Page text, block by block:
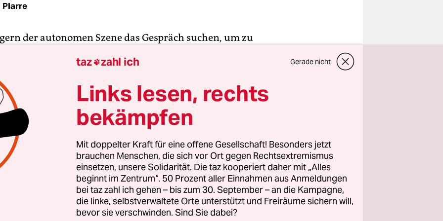
Plarre
der autonomen Szene das Gespräch suchen, um zu
will von solchen Vorschlägen nichts mehr wissen. Dabei
noch am Samstag für Gesprächsversuche ausgesprochen.
nicht die Zeit der Runden Tische“, erklärte Müller am
er mit Innensenator Frank Henkel (CDU) in Sachen Rigaer
Presse trat.
Minuten dauerte der gemeinsame Auftritt, der sich auf
bringen lässt: Henkel setzt sich durch, Müller rudert
hat seit der Teilräumung der Rigaer Straße 94 jegliche
mit der Begründung zurückgewiesen, der Rechtsstaat
Auf der Senatssitzung, die der Pressekonferenz
taz zahl ich Gerade nicht
Links lesen, rechts
bekämpfen
Mit doppelter Kraft für eine offene Gesellschaft! Besonders jetzt
brauchen Menschen, die sich vor Ort gegen Rechtsextremismus
einsetzen, unsere Solidarität. Die taz kooperiert daher mit „Alles
beginnt im Zentrum“. 50 Prozent aller Einnahmen aus Anmeldungen
bei taz zahl ich gehen – bis zum 30. September – an die Kampagne,
die linke, selbstverwaltete Orte unterstützt und Freiräume sichern will,
bevor sie verschwinden. Sind Sie dabei?